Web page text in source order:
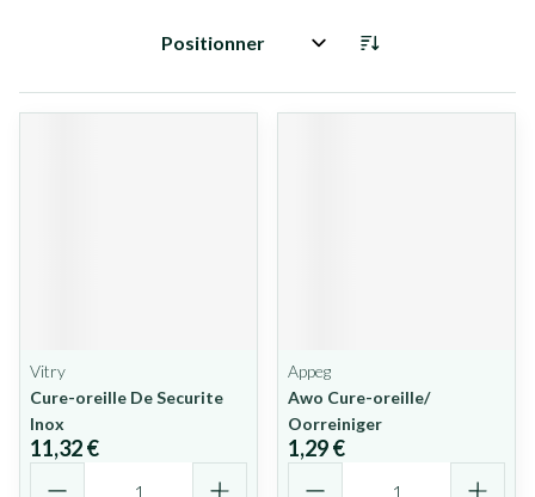
Trier par:
Vitry
Cure-oreille De Securite
Inox
11,32 €
Appeg
Awo Cure-oreille/
Oorreiniger
1,29 €